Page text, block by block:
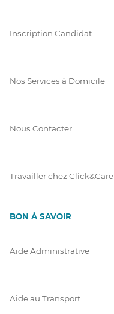
Inscription Candidat
Nos Services à Domicile
Nous Contacter
Travailler chez Click&Care
BON À SAVOIR
Aide Administrative
Aide au Transport